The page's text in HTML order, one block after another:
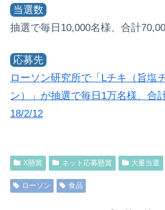
当選数
抽選で毎日10,000名様、合計
応募先
ローソン研究所で「Lチキ（旨塩
ン）」が抽選で毎日1万名様、合
18/2/12
X懸賞 ネット応募懸賞 大量当選
ローソン 食品